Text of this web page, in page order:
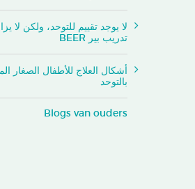
لا يوجد تقييم للتوحد، ولكن لا
تدريب بير BEER
أشكال العلاج للأطفال الصغار
بالتوحد
Blogs van ouders